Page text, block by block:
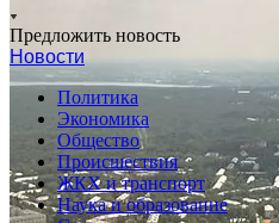
Предложить новость
Новости
Политика
Экономика
Общество
Происшествия
ЖКХ и транспорт
Наука и образование